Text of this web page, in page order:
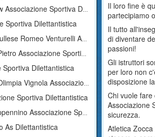
Sportiva Dilettantistica
Sportiva Dilettantistica
Associazione Sportiva Dilettantistica
Sportiva Dilettantistica
Dilettantistica
Associazione Sportiva Dilettantistica
Sportiva Dilettantistica
Sportiva Dilettantistica
As Dilettantistica
Il loro fine è
partecipiamo
Il tutto
di diventare
passioni!
Gli istruttori
per loro non
disposizione
Chi vuole
Associazione
sicurezza.
Atletica